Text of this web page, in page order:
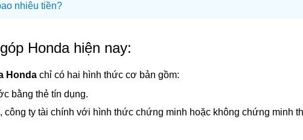
nhiêu tiền?
Honda hiện nay:
Honda chỉ có hai hình thức cơ bản gồm:
bằng thẻ tín dụng.
công ty tài chính với hình thức chứng minh hoặc không chứng minh